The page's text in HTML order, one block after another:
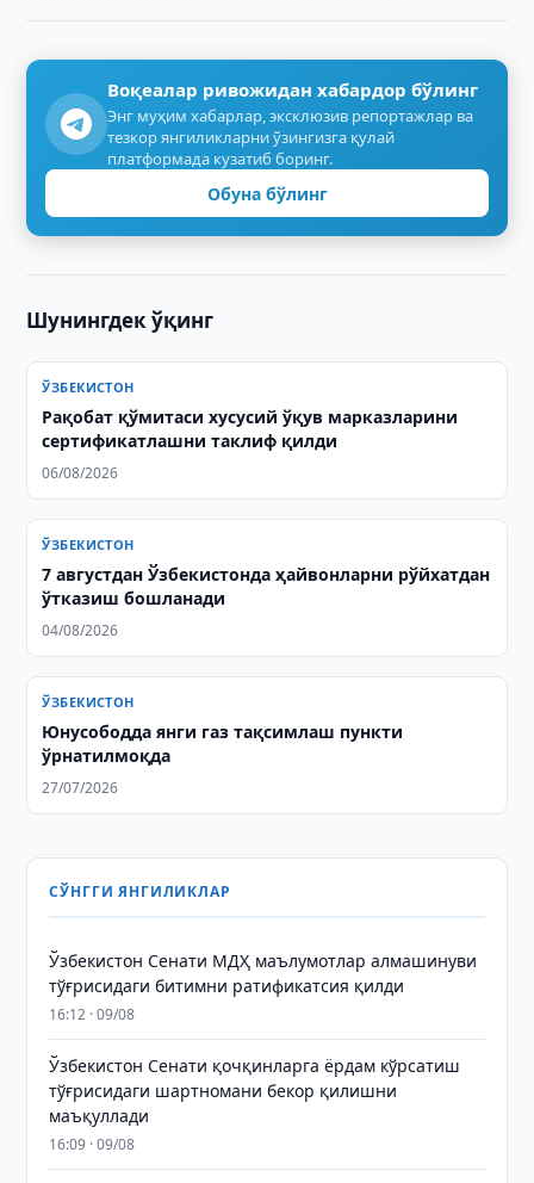
Воқеалар ривожидан хабардор бўлинг
Энг муҳим хабарлар, эксклюзив репортажлар ва
тезкор янгиликларни ўзингизга қулай
платформада кузатиб боринг.
Обуна бўлинг
Шунингдек ўқинг
ЎЗБЕКИСТОН
Рақобат қўмитаси хусусий ўқув марказларини
сертификатлашни таклиф қилди
06/08/2026
ЎЗБЕКИСТОН
7 августдан Ўзбекистонда ҳайвонларни рўйхатдан
ўтказиш бошланади
04/08/2026
ЎЗБЕКИСТОН
Юнусободда янги газ тақсимлаш пункти
ўрнатилмоқда
27/07/2026
СЎНГГИ ЯНГИЛИКЛАР
Ўзбекистон Сенати МДҲ маълумотлар алмашинуви
тўғрисидаги битимни ратификатсия қилди
16:12 · 09/08
Ўзбекистон Сенати қочқинларга ёрдам кўрсатиш
тўғрисидаги шартномани бекор қилишни
маъқуллади
16:09 · 09/08